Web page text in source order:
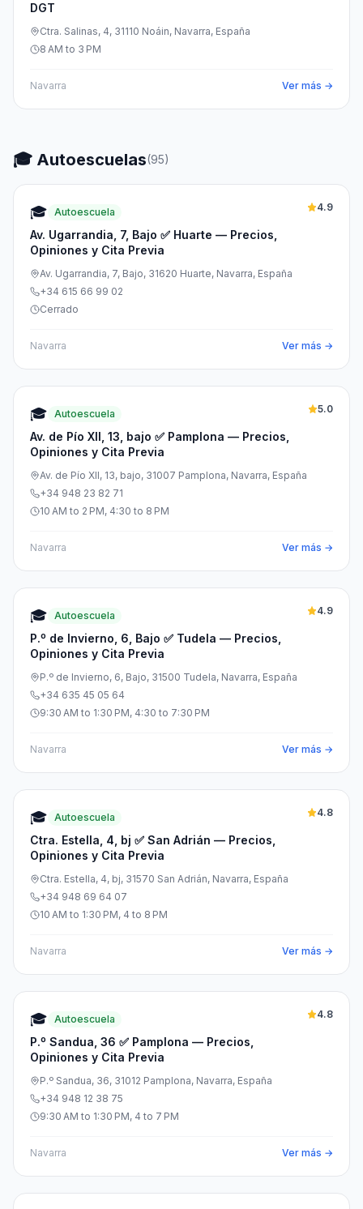
DGT
Ctra. Salinas, 4, 31110 Noáin, Navarra, España
8 AM to 3 PM
Navarra Ver más →
🎓 Autoescuelas(95)
🎓 Autoescuela
Av. Ugarrandia, 7, Bajo ✅ Huarte — Precios,
Opiniones y Cita Previa
4.9
Av. Ugarrandia, 7, Bajo, 31620 Huarte, Navarra, España
+34 615 66 99 02
Cerrado
Navarra Ver más →
🎓 Autoescuela
Av. de Pío XII, 13, bajo ✅ Pamplona — Precios,
Opiniones y Cita Previa
5.0
Av. de Pío XII, 13, bajo, 31007 Pamplona, Navarra, España
+34 948 23 82 71
10 AM to 2 PM, 4:30 to 8 PM
Navarra Ver más →
🎓 Autoescuela
P.º de Invierno, 6, Bajo ✅ Tudela — Precios,
Opiniones y Cita Previa
4.9
P.º de Invierno, 6, Bajo, 31500 Tudela, Navarra, España
+34 635 45 05 64
9:30 AM to 1:30 PM, 4:30 to 7:30 PM
Navarra Ver más →
🎓 Autoescuela
Ctra. Estella, 4, bj ✅ San Adrián — Precios,
Opiniones y Cita Previa
4.8
Ctra. Estella, 4, bj, 31570 San Adrián, Navarra, España
+34 948 69 64 07
10 AM to 1:30 PM, 4 to 8 PM
Navarra Ver más →
🎓 Autoescuela
P.º Sandua, 36 ✅ Pamplona — Precios,
Opiniones y Cita Previa
4.8
P.º Sandua, 36, 31012 Pamplona, Navarra, España
+34 948 12 38 75
9:30 AM to 1:30 PM, 4 to 7 PM
Navarra Ver más →